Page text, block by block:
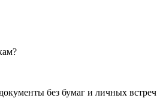
без бумаг и личных встреч